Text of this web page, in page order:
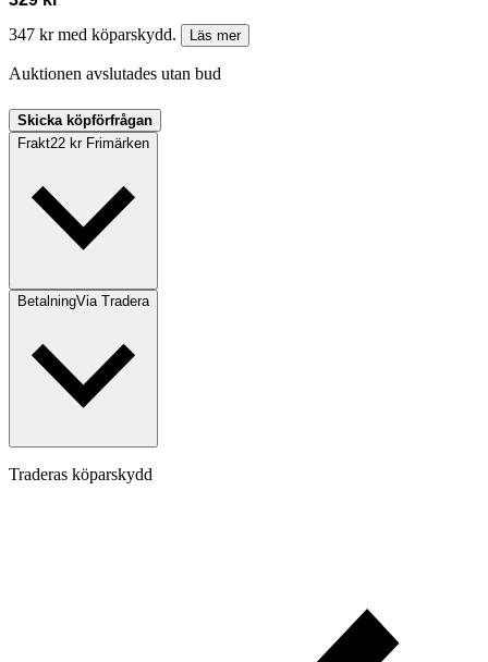
347 kr med köparskydd.
Läs mer
Auktionen avslutades utan bud
Skicka köpförfrågan
Frakt22 kr Frimärken
BetalningVia Tradera
Traderas köparskydd